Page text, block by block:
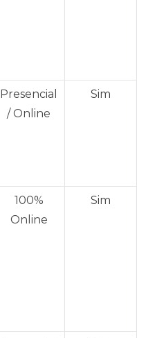
Presencial
/ Online
Sim
100%
Online
Sim